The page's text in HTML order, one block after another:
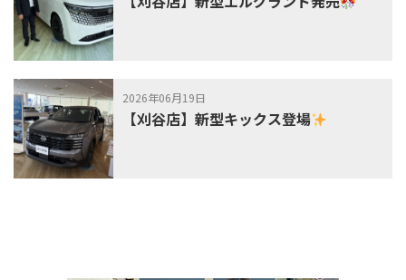
2026年06月19日
【刈谷店】新型キックス登場